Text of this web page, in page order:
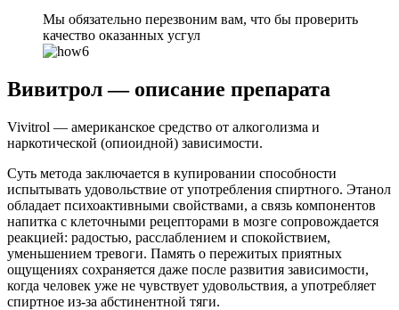
Мы обязательно перезвоним вам, что бы проверить
качество оказанных усгул
Вивитрол — описание препарата
Vivitrol — американское средство от алкоголизма и
наркотической (опиоидной) зависимости.
Суть метода заключается в купировании способности
испытывать удовольствие от употребления спиртного. Этанол
обладает психоактивными свойствами, а связь компонентов
напитка с клеточными рецепторами в мозге сопровождается
реакцией: радостью, расслаблением и спокойствием,
уменьшением тревоги. Память о пережитых приятных
ощущениях сохраняется даже после развития зависимости,
когда человек уже не чувствует удовольствия, а употребляет
спиртное из-за абстинентной тяги.